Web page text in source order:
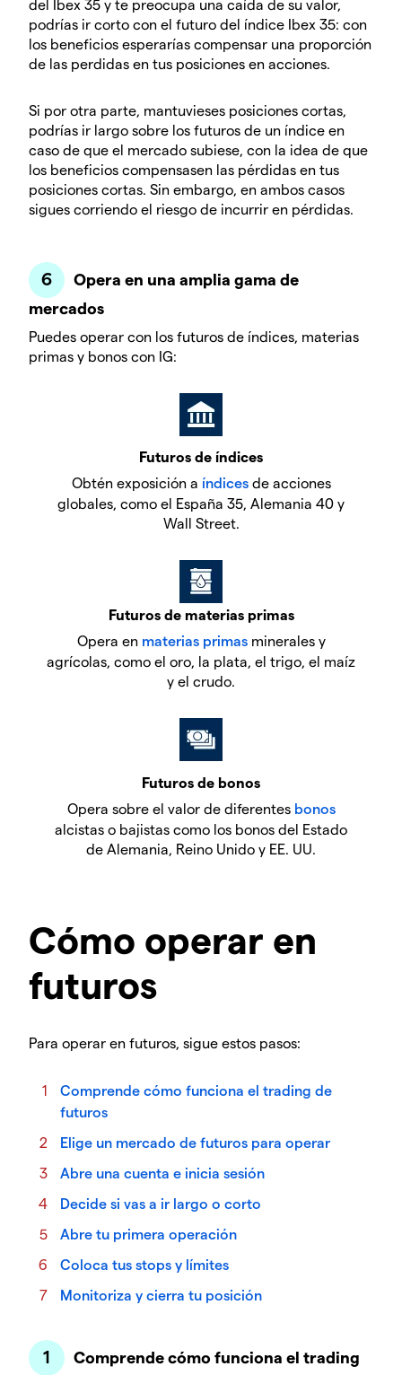
del Ibex 35 y te preocupa una caída de su valor,
podrías ir corto con el futuro del índice Ibex 35: con
los beneficios esperarías compensar una proporción
de las perdidas en tus posiciones en acciones.
Si por otra parte, mantuvieses posiciones cortas,
podrías ir largo sobre los futuros de un índice en
caso de que el mercado subiese, con la idea de que
los beneficios compensasen las pérdidas en tus
posiciones cortas. Sin embargo, en ambos casos
sigues corriendo el riesgo de incurrir en pérdidas.
Opera en una amplia gama de
mercados
Puedes operar con los futuros de índices, materias
primas y bonos con IG:
Futuros de índices
Obtén exposición a índicesde acciones
globales, como el España 35, Alemania 40 y
Wall Street.
Futuros de materias primas
Opera en materias primasminerales y
agrícolas, como el oro, la plata, el trigo, el maíz
y el crudo.
Futuros de bonos
Opera sobre el valor de diferentes bonos
alcistas o bajistas como los bonos del Estado
de Alemania, Reino Unido y EE. UU.
Cómo operar en
futuros
Para operar en futuros, sigue estos pasos:
Comprende cómo funciona el trading de
futuros
Elige un mercado de futuros para operar
Abre una cuenta e inicia sesión
Decide si vas a ir largo o corto
Abre tu primera operación
Coloca tus stops y límites
Monitoriza y cierra tu posición
Comprende cómo funciona el trading